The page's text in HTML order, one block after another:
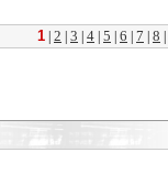
1 2 3 4 5 6 7 8